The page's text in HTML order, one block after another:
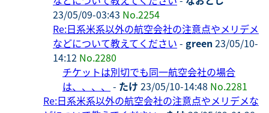
23/05/09-03:43 No.2254
Re:日系米系以外の航空会社の注意点やメリデメ
などについて教えてください - green 23/05/10-
14:12 No.2280
チケットは別切でも同一航空会社の場合
は、、、、
- たけ 23/05/10-14:48 No.2281
Re:日系米系以外の航空会社の注意点やメリデメな